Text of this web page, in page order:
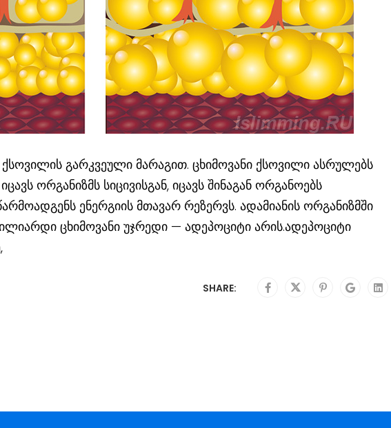
ქსოვილის გარკვეული მარაგით. ცხიმოვანი ქსოვილი ასრულებს
ორგანიზმს სიცივისგან, იცავს შინაგან ორგანოებს
ენერგიის მთავარ რეზერვს. ადამიანის ორგანიზმში
ცხიმოვანი უჯრედი — ადეპოციტი არის.ადეპოციტი
SHARE: